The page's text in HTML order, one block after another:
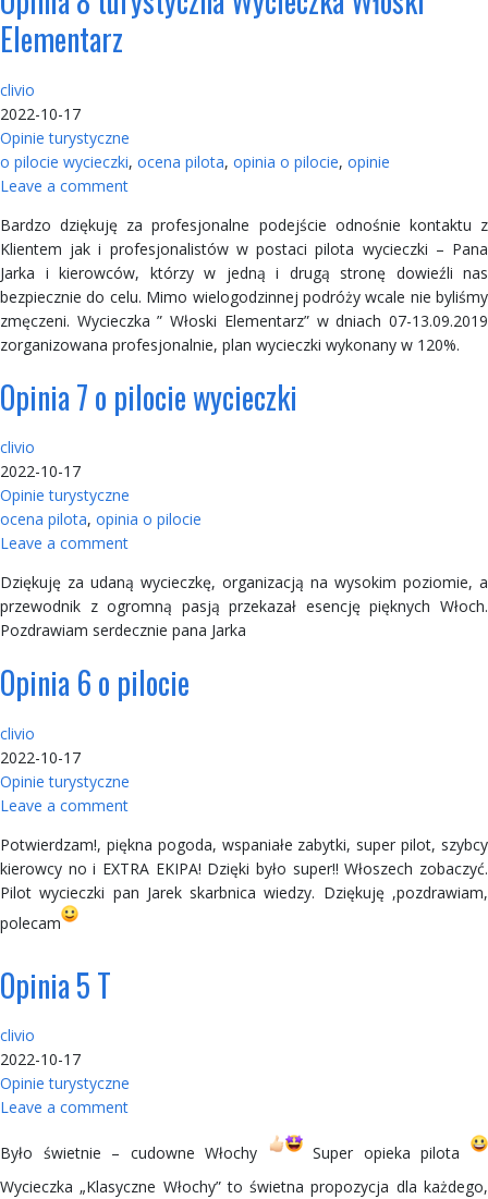
Elementarz
clivio
2022-10-17
Opinie turystyczne
o pilocie wycieczki, ocena pilota, opinia o pilocie, opinie
Leave a comment
Bardzo dziękuję za profesjonalne podejście odnośnie kontaktu z
Klientem jak i profesjonalistów w postaci pilota wycieczki – Pana
Jarka i kierowców, którzy w jedną i drugą stronę dowieźli nas
bezpiecznie do celu. Mimo wielogodzinnej podróży wcale nie byliśmy
zmęczeni. Wycieczka ” Włoski Elementarz” w dniach 07-13.09.2019
zorganizowana profesjonalnie, plan wycieczki wykonany w 120%.
Opinia 7 o pilocie wycieczki
clivio
2022-10-17
Opinie turystyczne
ocena pilota, opinia o pilocie
Leave a comment
Dziękuję za udaną wycieczkę, organizacją na wysokim poziomie, a
przewodnik z ogromną pasją przekazał esencję pięknych Włoch.
Pozdrawiam serdecznie pana Jarka
Opinia 6 o pilocie
clivio
2022-10-17
Opinie turystyczne
Leave a comment
Potwierdzam!, piękna pogoda, wspaniałe zabytki, super pilot, szybcy
kierowcy no i EXTRA EKIPA! Dzięki było super!! Włoszech zobaczyć.
Pilot wycieczki pan Jarek skarbnica wiedzy. Dziękuję ,pozdrawiam,
polecam
Opinia 5 T
clivio
2022-10-17
Opinie turystyczne
Leave a comment
Było świetnie – cudowne Włochy
Super opieka pilota
Wycieczka „Klasyczne Włochy” to świetna propozycja dla każdego,